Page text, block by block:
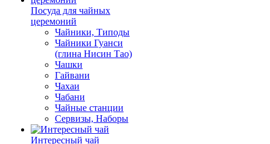
Посуда для чайных
церемоний
Чайники, Типоды
Чайники Гуанси
(глина Нисин Тао)
Чашки
Гайвани
Чахаи
Чабани
Чайные станции
Сервизы, Наборы
Интересный чай